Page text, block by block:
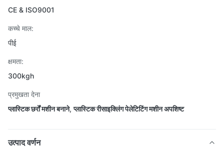
CE & ISO9001
कच्चे माल:
पीई
क्षमता:
300kgh
प्रमुखता देना
प्लास्टिक छर्रों मशीन बनाने,प्लास्टिक रीसाइक्लिंग पेलेटिटिंग मशीन अपशिष्ट
उत्पाद वर्णन